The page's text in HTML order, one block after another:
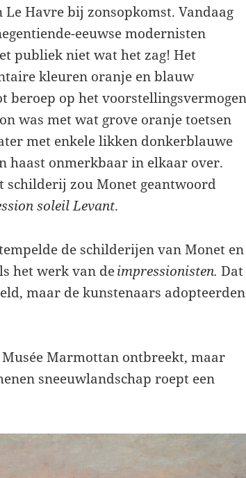
Havre bij zonsopkomst. Vandaag
eeuwse modernisten
publiek niet wat het zag! Het
kleuren oranje en blauw
beroep op het
was met wat grove oranje toetsen
met enkele likken donkerblauwe
haast onmerkbaar in elkaar over.
schilderij zou Monet geantwoord
soleil Levant.
de schilderijen van Monet en
het werk van deimpressionisten. Dat
maar de kunstenaars adopteerden
Marmottan ontbreekt, maar
sneeuwlandschap roept een